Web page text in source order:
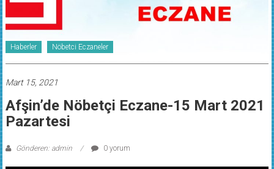
Haberler Nöbetci Eczaneler
Mart 15, 2021
Afşin’de Nöbetçi Eczane-15 Mart 2021
Pazartesi
Gönderen: admin 0 yorum